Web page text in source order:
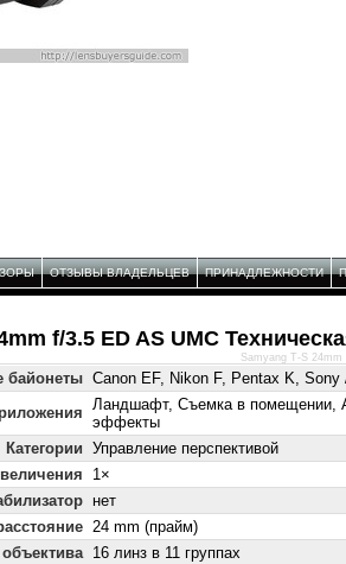
ОТЗЫВЫ ВЛАДЕЛЬЦЕВ ПРИНАДЛЕЖНОСТИ
f/3.5 ED AS UMC
байонеты Canon EF, Nikon F, Pentax K,
Ландшафт, Съемка в помещении,
эффекты
Категории Управление перспективой
1×
нет
24 mm (прайм)
16 линз в 11 группах
Samyang T-S 24mm